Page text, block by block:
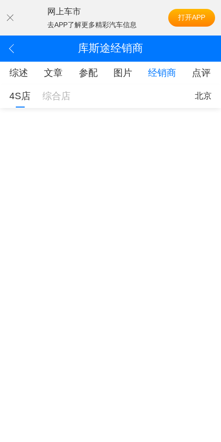
网上车市
去APP了解更多精彩汽车信息
打开APP
库斯途经销商
综述 文章 参配 图片 经销商 点评
4S店 综合店 北京